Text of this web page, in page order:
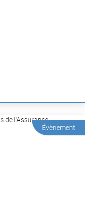
Évènement